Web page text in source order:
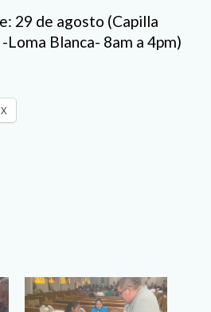
29 de agosto (Capilla
Loma Blanca- 8am a 4pm)
X